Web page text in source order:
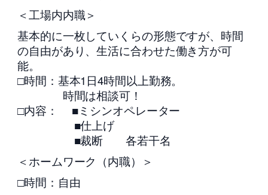
＜工場内内職＞
基本的に一枚していくらの形態ですが、時間
の自由があり、生活に合わせた働き方が可
能。
□時間：基本1日4時間以上勤務。
時間は相談可！
□内容： ■ミシンオペレーター
■仕上げ
■裁断 各若干名
＜ホームワーク（内職）＞
□時間：自由